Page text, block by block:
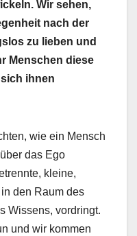
Wir sehen,
nach der
zu lieben und
Menschen diese
ihnen
wie ein Mensch
das Ego
kleine,
den Raum des
Wissens, vordringt.
und wir kommen